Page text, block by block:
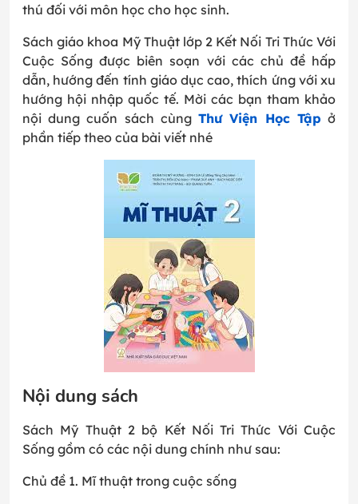
thú đối với môn học cho học sinh.
Sách giáo khoa Mỹ Thuật lớp 2 Kết Nối Tri Thức Với
Cuộc Sống được biên soạn với các chủ đề hấp
dẫn, hướng đến tính giáo dục cao, thích ứng với xu
hướng hội nhập quốc tế. Mời các bạn tham khảo
nội dung cuốn sách cùngThư Viện Học Tập ở
phần tiếp theo của bài viết nhé
Nội dung sách
Sách Mỹ Thuật 2 bộ Kết Nối Tri Thức Với Cuộc
Sống gồm có các nội dung chính như sau:
Chủ đề 1. Mĩ thuật trong cuộc sống